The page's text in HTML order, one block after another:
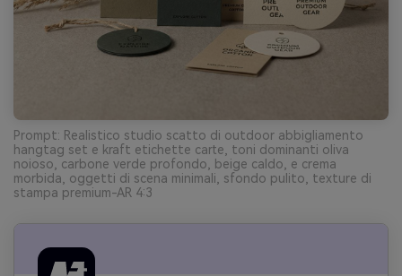
Prompt: Realistico studio scatto di outdoor abbigliamento
hangtag set e kraft etichette carte, toni dominanti oliva
noioso, carbone verde profondo, beige caldo, e crema
morbida, oggetti di scena minimali, sfondo pulito, texture di
stampa premium-AR 4:3